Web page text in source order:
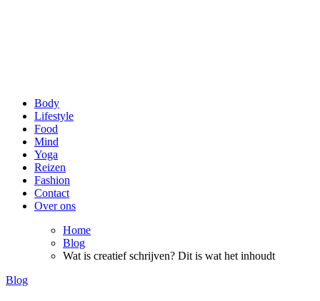
Voor een stralende lach en een fit gevoel!
Body
Lifestyle
Food
Mind
Yoga
Reizen
Fashion
Contact
Over ons
Home
Blog
Wat is creatief schrijven? Dit is wat het inhoudt
Blog